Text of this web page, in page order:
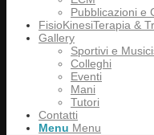
Pubblicazioni e
FisioKinesiTerapia &
Gallery
Sportivi e
Colleghi
Eventi
Mani
Tutori
Contatti
Menu Menu